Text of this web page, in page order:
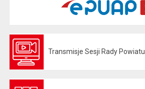
Transmisje Sesji Rady Powiatu